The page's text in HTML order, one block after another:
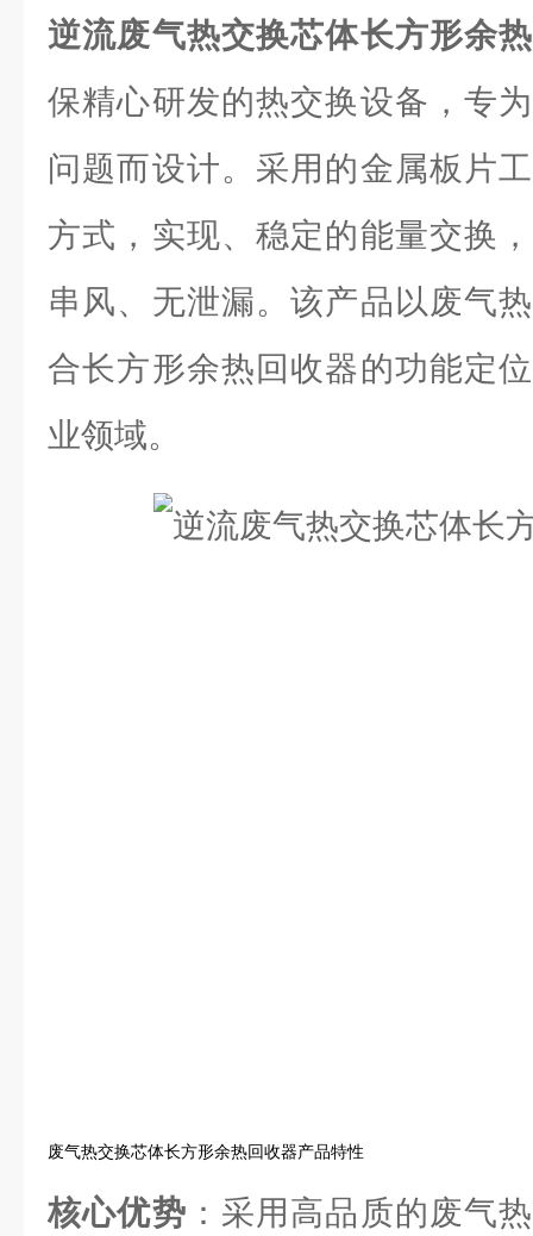
逆流废气热交换芯体长方形余
保精心研发的热交换设备，专
问题而设计。采用的金属板片
方式，实现、稳定的能量交换
串风、无泄漏。该产品以废气
合长方形余热回收器的功能定
业领域。
废气热交换芯体长方形余热回收器产品特性
核心优势 ：采用高品质的废气